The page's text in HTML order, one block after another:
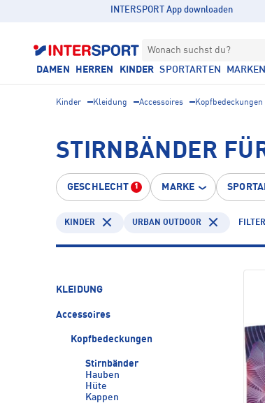
INTERSPORT App downloaden
Wonach suchst du?
DAMEN HERREN KINDER SPORTARTEN MARKEN
Kinder Kleidung Accessoires Kopfbedeckungen
STIRNBÄNDER
GESCHLECHT 1 MARKE
KINDER URBAN OUTDOOR
KLEIDUNG
Accessoires
Kopfbedeckungen
Stirnbänder
Hauben
Hüte
Kappen